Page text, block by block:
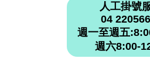
人工掛號
04
週一至週五
週六8:00-